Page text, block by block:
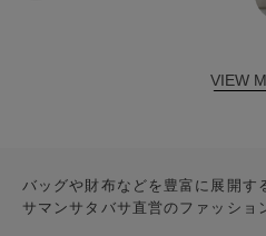
VIEW
バッグや財布などを豊富に展開す
サマンサタバサ直営のファッショ